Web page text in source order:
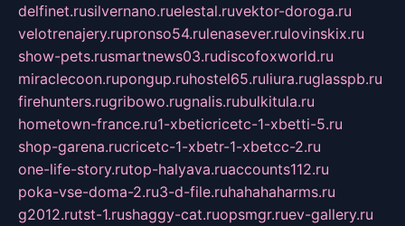
delfinet.rusilvernano.ruelestal.ruvektor-doroga.ru
velotrenajery.rupronso54.rulenasever.rulovinskix.ru
show-pets.rusmartnews03.rudiscofoxworld.ru
miraclecoon.rupongup.ruhostel65.ruliura.ruglasspb.ru
firehunters.rugribowo.rugnalis.rubulkitula.ru
hometown-france.ru1-xbeticricetc-1-xbetti-5.ru
shop-garena.rucricetc-1-xbetr-1-xbetcc-2.ru
one-life-story.rutop-halyava.ruaccounts112.ru
poka-vse-doma-2.ru3-d-file.ruhahahaharms.ru
g2012.rutst-1.rushaggy-cat.ruopsmgr.ruev-gallery.ru